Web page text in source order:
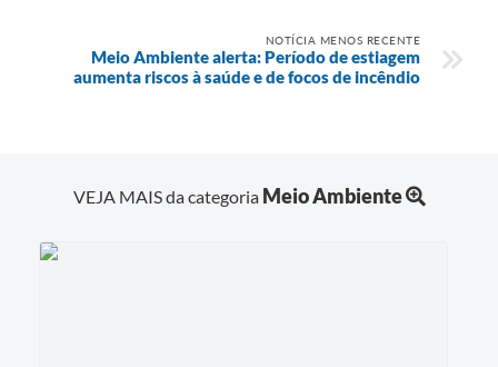
NOTÍCIA MENOS RECENTE
Meio Ambiente alerta: Período de estiagem
aumenta riscos à saúde e de focos de incêndio
VEJA MAIS da categoria Meio Ambiente